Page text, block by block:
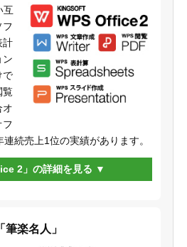
互
フ
計
ン
で
覧
オ
フ
続売上1位の実績があります。
2」の詳細を見る
楽名人」